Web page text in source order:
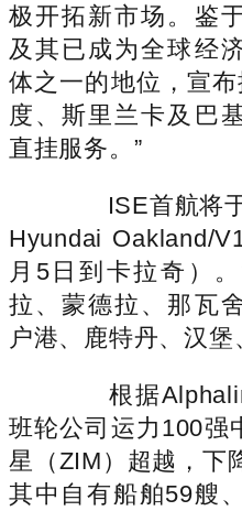
极开拓新市场。鉴
及其已成为全球经
体之一的地位，宣
度、斯里兰卡及巴
直挂服务。”
ISE首航将于
Hyundai Oakland/
月5日到卡拉奇）
拉、蒙德拉、那瓦
户港、鹿特丹、汉堡
根据
班轮公司运力100强
星（ZIM）超越，下
其中自有船舶59艘